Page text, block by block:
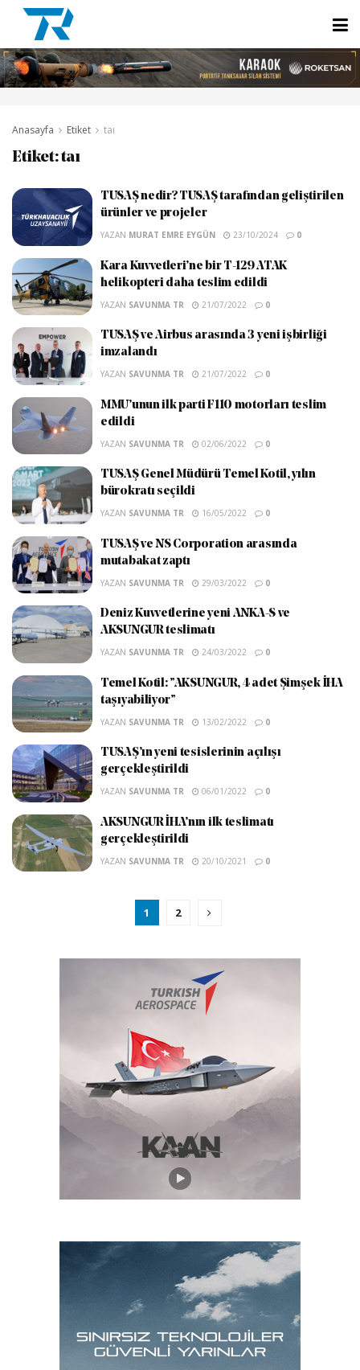
Anasayfa Etiket taı
Etiket:taı
TUSAŞ nedir? TUSAŞ tarafından geliştirilen
ürünler ve projeler
YAZAN MURAT EMRE EYGÜN 23/10/2024 0
Kara Kuvvetleri’ne bir T-129 ATAK
helikopteri daha teslim edildi
YAZAN SAVUNMA TR 21/07/2022 0
TUSAŞ ve Airbus arasında 3 yeni işbirliği
imzalandı
YAZAN SAVUNMA TR 21/07/2022 0
MMU’unun ilk parti F110 motorları teslim
edildi
YAZAN SAVUNMA TR 02/06/2022 0
TUSAŞ Genel Müdürü Temel Kotil, yılın
bürokratı seçildi
YAZAN SAVUNMA TR 16/05/2022 0
TUSAŞ ve NS Corporation arasında
mutabakat zaptı
YAZAN SAVUNMA TR 29/03/2022 0
Deniz Kuvvetlerine yeni ANKA-S ve
AKSUNGUR teslimatı
YAZAN SAVUNMA TR 24/03/2022 0
Temel Kotil: ”AKSUNGUR, 4 adet Şimşek İHA
taşıyabiliyor”
YAZAN SAVUNMA TR 13/02/2022 0
TUSAŞ’ın yeni tesislerinin açılışı
gerçekleştirildi
YAZAN SAVUNMA TR 06/01/2022 0
AKSUNGUR İHA’nın ilk teslimatı
gerçekleştirildi
YAZAN SAVUNMA TR 20/10/2021 0
1 2